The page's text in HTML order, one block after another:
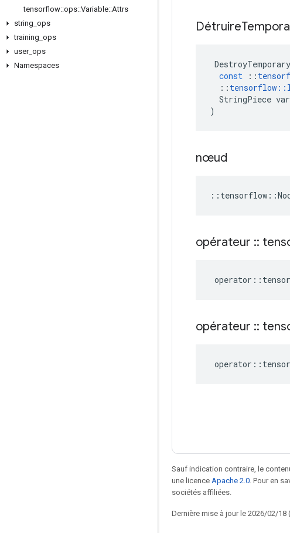
tensorflow::ops::Variable::Attrs
string ops
training ops
user_ ops
Namespaces
Détruire
const
::
:: tensorflow ::
StringPiece
)
nœud
:: tensorflow ::
opérateur ::
operator ::
opérateur ::
operator ::
Sauf indication contraire, le
une licence Apache 2.0 . Pour en
sociétés affiliées.
Dernière mise à jour le 2026/02/18